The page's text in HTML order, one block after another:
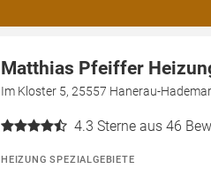
Matthias Pfeiffer
Im Kloster 5, 25557 Hanerau-
4.3 Sterne aus 46
HEIZUNG SPEZIALGEBIETE